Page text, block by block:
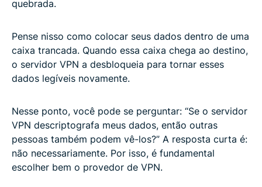
quebrada.
Pense nisso como colocar seus dados dentro de uma
caixa trancada. Quando essa caixa chega ao destino,
o servidor VPN a desbloqueia para tornar esses
dados legíveis novamente.
Nesse ponto, você pode se perguntar: “Se o servidor
VPN descriptografa meus dados, então outras
pessoas também podem vê-los?” A resposta curta é:
não necessariamente. Por isso, é fundamental
escolher bem o provedor de VPN.